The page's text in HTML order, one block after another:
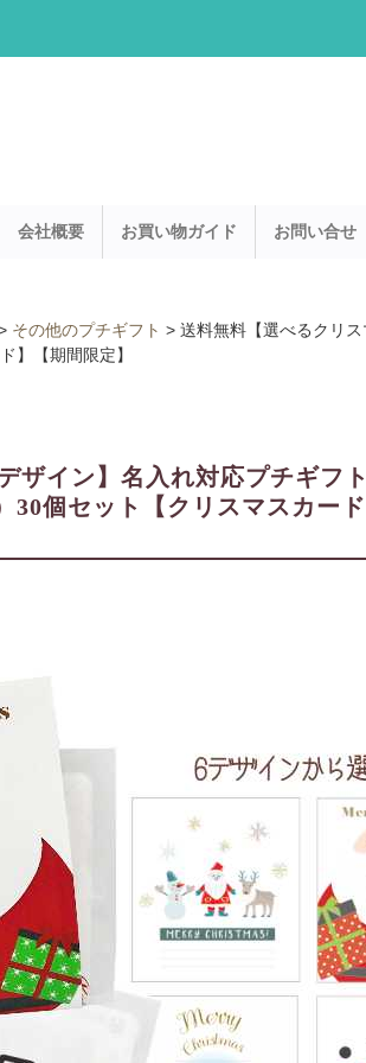
会社概要 お買い物ガイド お問い合せ
その他のプチギフト > 送料無料【選べるクリ
】【期間限定】
ザイン】名入れ対応プチギフ
30個セット【クリスマスカー